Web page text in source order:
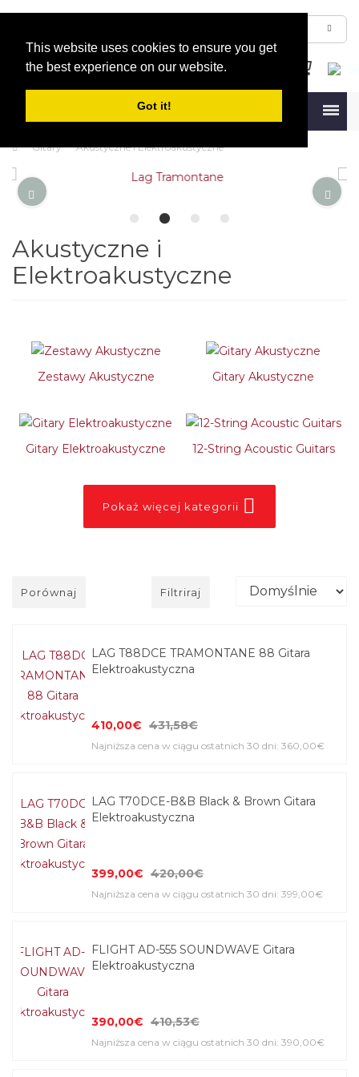
This website uses cookies to ensure you get
the best experience on our website.
Got it!
Gitary Akustyczne i Elektroakustyczne
Akustyczne i
Elektroakustyczne
Zestawy Akustyczne Gitary Akustyczne
Gitary Elektroakustyczne 12-String Acoustic Guitars
Pokaż więcej kategorii
Porównaj Filtriraj
LAG T88DCE TRAMONTANE 88 Gitara
Elektroakustyczna
410,00€ 431,58€
Najniższa cena w ciągu ostatnich 30 dni: 360,00€
LAG T70DCE-B&B Black & Brown Gitara
Elektroakustyczna
399,00€ 420,00€
Najniższa cena w ciągu ostatnich 30 dni: 399,00€
FLIGHT AD-555 SOUNDWAVE Gitara
Elektroakustyczna
390,00€ 410,53€
Najniższa cena w ciągu ostatnich 30 dni: 390,00€